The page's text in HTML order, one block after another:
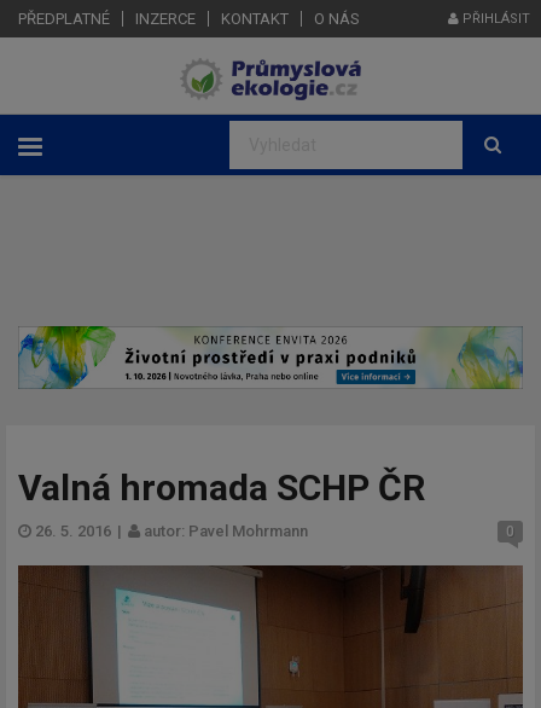
PŘEDPLATNÉ INZERCE KONTAKT O NÁS PŘIHLÁSIT
Valná hromada SCHP ČR
26. 5. 2016 | autor: Pavel Mohrmann 0